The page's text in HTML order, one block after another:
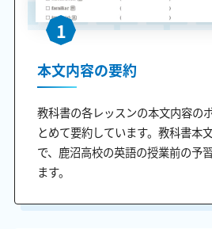
1
本文内容の要約
教科書の各レッスンの本文内容の
とめて要約しています。教科書本
で、鹿沼高校の英語の授業前の予
ます。